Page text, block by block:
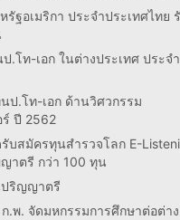
รัฐอเมริกา ประจำประเทศไทย
.โท-เอก ในต่างประเทศ ประจ
ป.โท-เอก ด้านวิศวกรรม
ร์ ปี 2562
รับสมัครทุนสำรวจโลก E-
าตรี กว่า 100 ทุน
ริญญาตรี
.พ. จัดมหกรรมการศึกษาต่อต่าง